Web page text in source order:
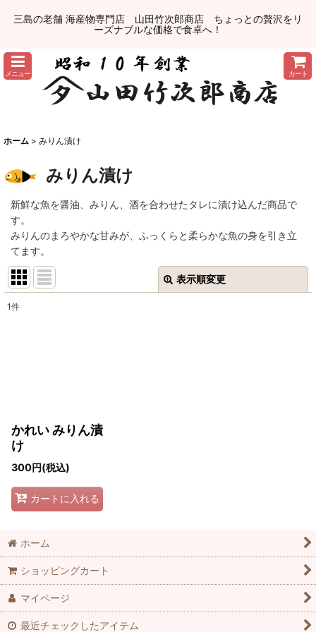
三島の老舗 海産物専門店 山田竹次郎商店 ちょっとの贅沢をリ
ーズナブルな価格で食卓へ！
メニュー カート
ホーム > みりん漬け
みりん漬け
新鮮な魚を醤油、みりん、酒を合わせたタレに漬け込んだ商品で
す。
みりんのまろやかな甘みが、ふっくらと柔らかな魚の身を引き立
てます。
表示順変更
1件
かれい みりん漬
け
300円(税込)
カートに入れる
ホーム
ショッピングカート
マイページ
最近チェックしたアイテム